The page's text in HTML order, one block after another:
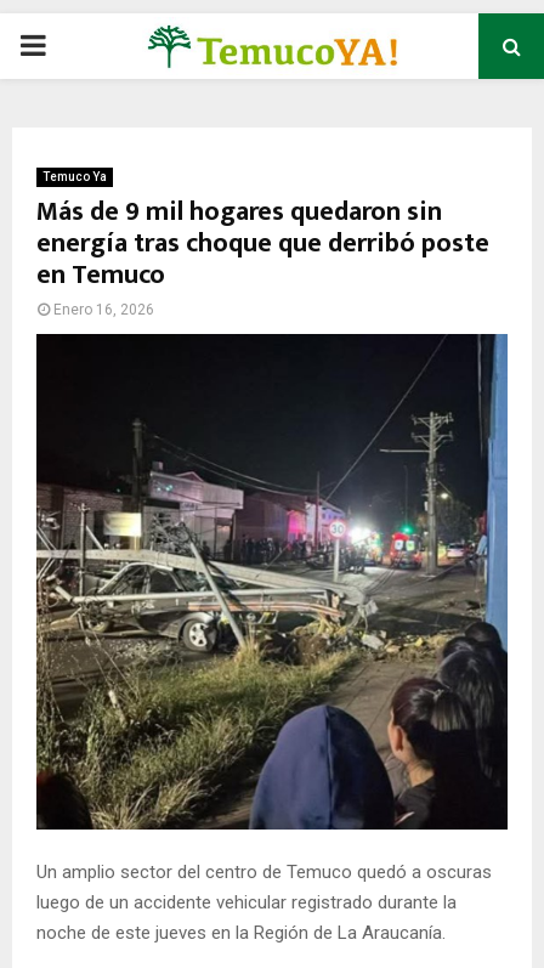
P
M
A
M
E
N
U
Temuco Ya
Más de 9 mil hogares quedaron sin
energía tras choque que derribó poste
en Temuco
Enero 16, 2026
Un amplio sector del centro de Temuco quedó a oscuras
luego de un accidente vehicular registrado durante la
noche de este jueves en la Región de La Araucanía.